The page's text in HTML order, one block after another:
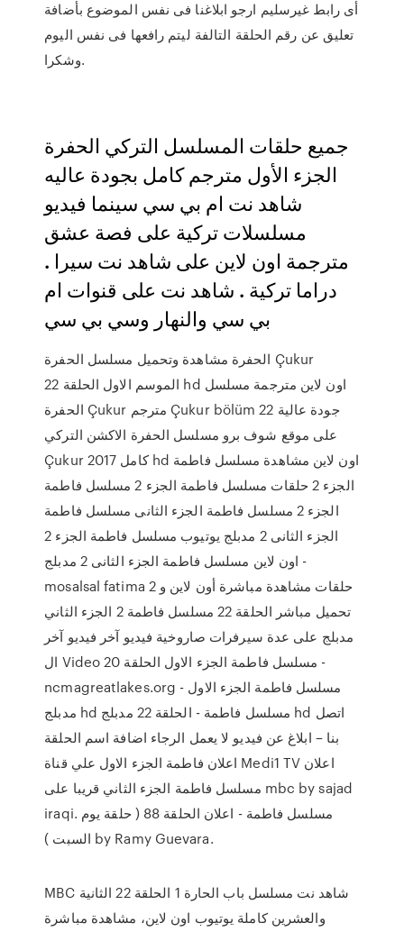
أى رابط غيرسليم ارجو ابلاغنا فى نفس الموضوع بأضافة
تعليق عن رقم الحلقة التالفة ليتم رافعها فى نفس اليوم
وشكرا.
جميع حلقات المسلسل التركي الحفرة
الجزء الأول مترجم كامل بجودة عاليه
شاهد نت ام بي سي سينما فيديو
مسلسلات تركية على فصة عشق
مترجمة اون لاين على شاهد نت سيرا .
دراما تركية . شاهد نت على قنوات ام
بي سي والنهار وسي بي سي
الحفرة مشاهدة وتحميل مسلسل الحفرة Çukur
الموسم الاول الحلقة 22 hd اون لاين مترجمة مسلسل
الحفرة Çukur مترجم Çukur bölüm 22 جودة عالية
على موقع شوف برو مسلسل الحفرة الاكشن التركي
Çukur 2017 كامل hd اون لاين مشاهدة مسلسل فاطمة
الجزء 2 حلقات مسلسل فاطمة الجزء 2 مسلسل فاطمة
الجزء 2 مسلسل فاطمة الجزء الثانى مسلسل فاطمة
الجزء الثانى 2 مدبلج يوتيوب مسلسل فاطمة الجزء 2
اون لاين مسلسل فاطمة الجزء الثانى 2 مدبلج -
mosalsal fatima 2 حلقات مشاهدة مباشرة أون لاين و
تحميل مباشر الحلقة 22 مسلسل فاطمة 2 الجزء الثاني
مدبلج على عدة سيرفرات صاروخية فيديو آخر فيديو آخر
ال Video مسلسل فاطمة الجزء الاول الحلقة 20 -
ncmagreatlakes.org - مسلسل فاطمة الجزء الاول
مدبلج hd مسلسل فاطمة - الحلقة 22 مدبلج hd اتصل
بنا – ابلاغ عن فيديو لا يعمل الرجاء اضافة اسم الحلقة
اعلان فاطمة الجزء الاول علي قناة Medi1 TV اعلان
مسلسل فاطمة الجزء الثاني قريبا على mbc by sajad
iraqi. مسلسل فاطمة - اعلان الحلقة 88 ( حلقة يوم
السبت ) by Ramy Guevara.
MBC شاهد نت مسلسل باب الحارة 1 الحلقة 22 الثانية
والعشرين كاملة يوتيوب اون لاين، مشاهدة مباشرة